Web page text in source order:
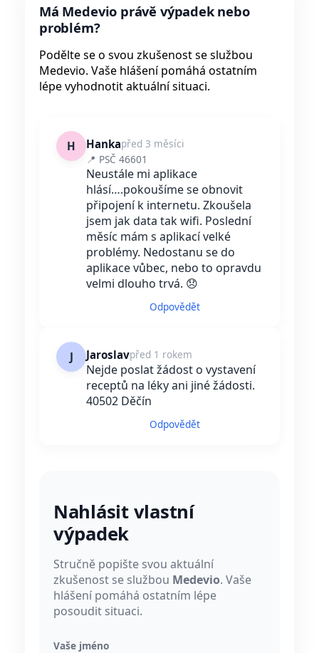
Má Medevio právě výpadek nebo
problém?
Podělte se o svou zkušenost se službou
Medevio. Vaše hlášení pomáhá ostatním
lépe vyhodnotit aktuální situaci.
H Hankapřed 3 měsíci
📍 PSČ 46601
Neustále mi aplikace
hlásí….pokoušíme se obnovit
připojení k internetu. Zkoušela
jsem jak data tak wifi. Poslední
měsíc mám s aplikací velké
problémy. Nedostanu se do
aplikace vůbec, nebo to opravdu
velmi dlouho trvá. 😞
Odpovědět
J Jaroslavpřed 1 rokem
Nejde poslat žádost o vystavení
receptů na léky ani jiné žádosti.
40502 Děčín
Odpovědět
Nahlásit vlastní
výpadek
Stručně popište svou aktuální
zkušenost se službou Medevio. Vaše
hlášení pomáhá ostatním lépe
posoudit situaci.
Vaše jméno